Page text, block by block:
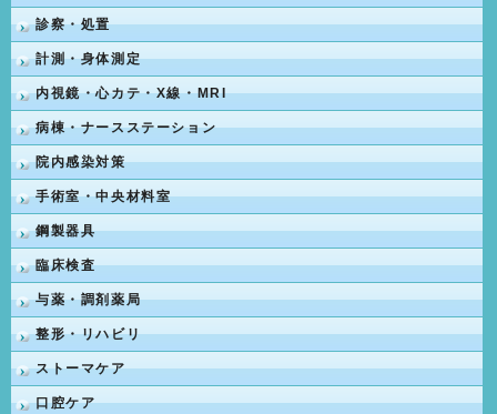
診察・処置
計測・身体測定
内視鏡・心カテ・X線・MRI
病棟・ナースステーション
院内感染対策
手術室・中央材料室
鋼製器具
臨床検査
与薬・調剤薬局
整形・リハビリ
ストーマケア
口腔ケア